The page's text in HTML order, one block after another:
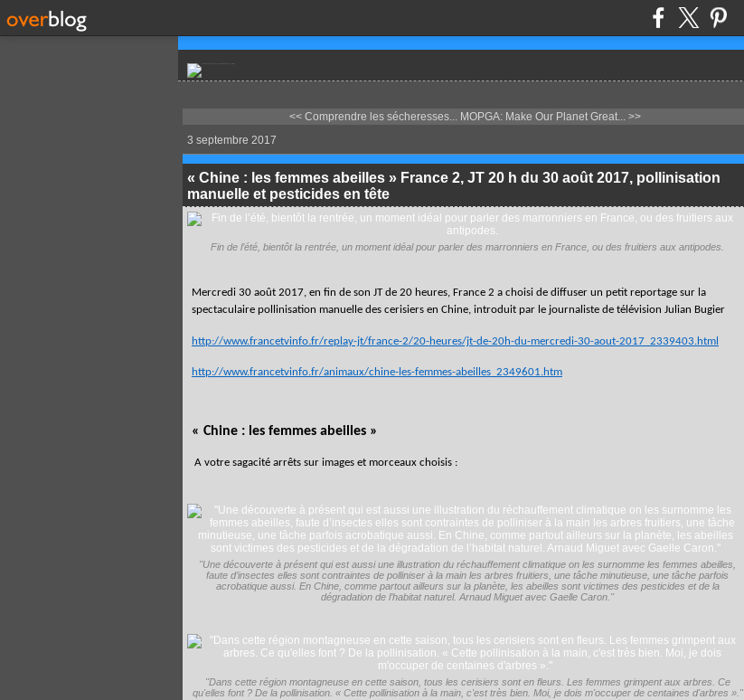
<< Comprendre les sécheresses... MOPGA: Make Our Planet Great... >>
3 septembre 2017
« Chine : les femmes abeilles » France 2, JT 20 h du 30 août 2017, pollinisation
manuelle et pesticides en tête
Fin de l’été, bientôt la rentrée, un moment idéal pour parler des marronniers en France, ou des fruitiers aux antipodes.
Mercredi 30 août 2017, en fin de son JT de 20 heures, France 2 a choisi de diffuser un petit reportage sur la
spectaculaire pollinisation manuelle des cerisiers en Chine, introduit par le journaliste de télévision Julian Bugier
http://www.francetvinfo.fr/replay-jt/france-2/20-heures/jt-de-20h-du-mercredi-30-aout-2017_2339403.html
http://www.francetvinfo.fr/animaux/chine-les-femmes-abeilles_2349601.htm
« Chine : les femmes abeilles »
A votre sagacité arrêts sur images et morceaux choisis :
"Une découverte à présent qui est aussi une illustration du réchauffement climatique on les surnomme les femmes abeilles,
faute d’insectes elles sont contraintes de polliniser à la main les arbres fruitiers, une tâche minutieuse, une tâche parfois
acrobatique aussi. En Chine, comme partout ailleurs sur la planète, les abeilles sont victimes des pesticides et de la
dégradation de l’habitat naturel. Arnaud Miguet avec Gaelle Caron."
"Dans cette région montagneuse en cette saison, tous les cerisiers sont en fleurs. Les femmes grimpent aux arbres. Ce
qu'elles font ? De la pollinisation. « Cette pollinisation à la main, c'est très bien. Moi, je dois m'occuper de centaines d'arbres »."